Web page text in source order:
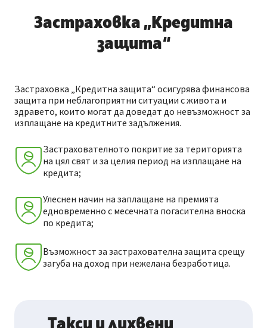
Застраховка „Кредитна
защита“
Застраховка „Кредитна защита“ осигурява финансова
защита при неблагоприятни ситуации с живота и
здравето, които могат да доведат до невъзможност за
изплащане на кредитните задължения.
Застрахователното покритие за територията
на цял свят и за целия период на изплащане на
кредита;
Улеснен начин на заплащане на премията
едновременно с месечната погасителна вноска
по кредита;
Възможност за застрахователна защита срещу
загуба на доход при нежелана безработица.
Такси и лихвени